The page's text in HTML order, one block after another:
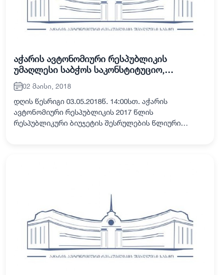
აჭარის ავტონომიური რესპუბლიკის
უმაღლესი საბჭოს საკონსტიტუციო,
იურიდიულ და საპროცედურო საკითხთა და
ადამიანის უფლებათა დაცვის საკითხთა
კომისიების ერთობლივი სხდომა
02 მაისი, 2018
დღის წესრიგი 03.05.2018წ. 14:00სთ. აჭარის
ავტონომიური რესპუბლიკის 2017 წლის
რესპუბლიკური ბიუჯეტის შესრულების წლიური